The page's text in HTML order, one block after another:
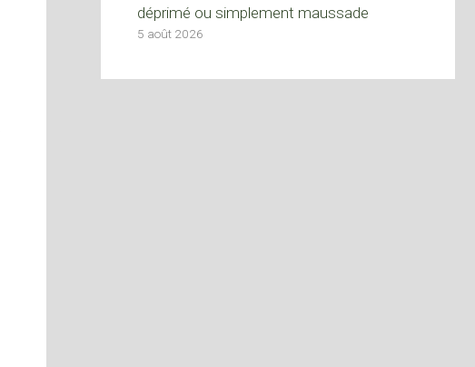
déprimé ou simplement maussade
5 août 2026